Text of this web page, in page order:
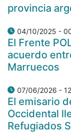
provincia
04/10/2025 -
El Frente
acuerdo
Marruecos
07/06/2026 -
El emisario
Occidental
Refugiados